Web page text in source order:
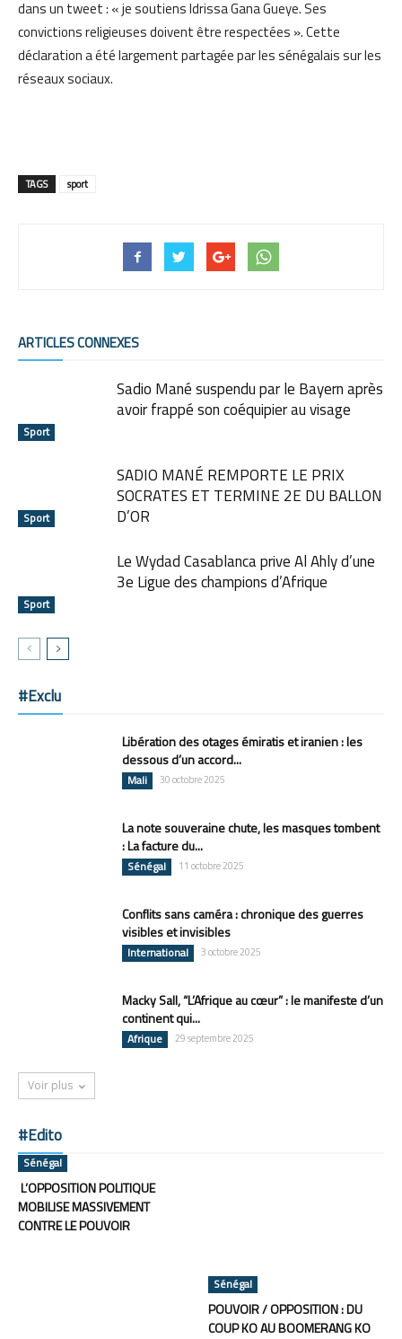
dans un tweet : « je soutiens Idrissa Gana Gueye. Ses
convictions religieuses doivent être respectées ». Cette
déclaration a été largement partagée par les sénégalais sur les
réseaux sociaux.
TAGS sport
ARTICLES CONNEXES
Sport
Sadio Mané suspendu par le Bayern après
avoir frappé son coéquipier au visage
Sport
SADIO MANÉ REMPORTE LE PRIX
SOCRATES ET TERMINE 2E DU BALLON
D’OR
Sport
Le Wydad Casablanca prive Al Ahly d’une
3e Ligue des champions d’Afrique
#Exclu
Libération des otages émiratis et iranien : les
dessous d’un accord...
Mali 30 octobre 2025
La note souveraine chute, les masques tombent
: La facture du...
Sénégal 11 octobre 2025
Conflits sans caméra : chronique des guerres
visibles et invisibles
International 3 octobre 2025
Macky Sall, “L’Afrique au cœur” : le manifeste d’un
continent qui...
Afrique 29 septembre 2025
Voir plus
#Edito
Sénégal
L’OPPOSITION POLITIQUE
MOBILISE MASSIVEMENT
CONTRE LE POUVOIR
Sénégal
POUVOIR / OPPOSITION : DU
COUP KO AU BOOMERANG KO